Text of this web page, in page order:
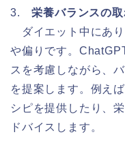
3.栄養バランスの
ダイエット中にあり
や偏りです。
スを考慮しながら、
を提案します。例え
シピを提供したり、
ドバイスします。